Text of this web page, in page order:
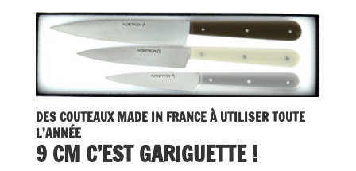
DES COUTEAUX MADE IN FRANCE À UTILISER TOUTE
L’ANNÉE
9 CM C’EST GARIGUETTE !